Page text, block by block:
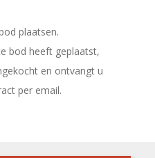
plaatsen.
bod heeft geplaatst,
en ontvangt u
per email.